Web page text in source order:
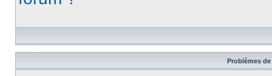
Problèmes